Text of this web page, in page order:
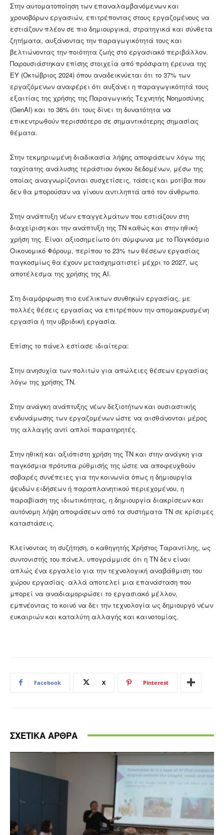
Στην αυτοματοποίηση των επαναλαμβανόμενων και
χρονοβόρων εργασιών, επιτρέποντας στους εργαζομένους να
εστιάζουν πλέον σε πιο δημιουργικά, στρατηγικά και σύνθετα
ζητήματα, αυξάνοντας την παραγωγικότητά τους και
βελτιώνοντας την ποιότητα ζωής στο εργασιακό περιβάλλον.
Παρουσιάστηκαν επίσης στοιχεία από πρόσφατη έρευνα της
ΕΥ (Οκτώβριος 2024) όπου αναδεικνύεται ότι το 37% των
εργαζόμενων αναφέρει ότι αυξάνει η παραγωγικότητά τους
εξαιτίας της χρήσης της Παραγωγικής Τεχνητής Νοημοσύνης
(GenAI) και το 36% ότι τους δίνει τη δυνατότητα να
επικεντρωθούν περισσότερο σε σημαντικότερης σημασίας
θέματα.
Στην τεκμηριωμένη διαδικασία λήψης αποφάσεων λόγω της
ταχύτατης ανάλυσης τεράστιου όγκου δεδομένων, μέσω της
οποίας αναγνωρίζονται συσχετίσεις, τάσεις και μοτίβα που
δεν θα μπορούσαν να γίνουν αντιληπτά από τον άνθρωπο.
Στην ανάπτυξη νέων επαγγελμάτων που εστιάζουν στη
διαχείριση και την ανάπτυξη της ΤΝ καθώς και στην ηθική
χρήση της. Είναι αξιοσημείωτο ότι σύμφωνα με το Παγκόσμιο
Οικονομικό Φόρουμ, περίπου το 23% των θέσεων εργασίας
παγκοσμίως θα έχουν μετασχηματιστεί μέχρι το 2027, ως
αποτέλεσμα της χρήσης της AI.
Στη διαμόρφωση πιο ευέλικτων συνθηκών εργασίας, με
πολλές θέσεις εργασίας να επιτρέπουν την απομακρυσμένη
εργασία ή την υβριδική εργασία.
Επίσης το πάνελ εστίασε ιδιαίτερα:
Στην ανησυχία των πολιτών για απώλειες θέσεων εργασίας
λόγω της χρήσης ΤΝ.
Στην ανάγκη ανάπτυξης νέων δεξιοτήτων και ουσιαστικής
ενδυνάμωσης των εργαζομένων ώστε να αισθάνονται μέρος
της αλλαγής αντί απλοί παρατηρητές.
Στην ηθική και αξιόπιστη χρήση της ΤΝ και στην ανάγκη για
παγκόσμια πρότυπα ρύθμισής της ώστε να αποφευχθούν
σοβαρές συνέπειες για την κοινωνία όπως η δημιουργία
ψευδών ειδήσεων ή παραπλανητικού περιεχομένου, η
παραβίαση της ιδιωτικότητας, η δημιουργία διακρίσεων και
αυτόνομη λήψη αποφάσεων από τα συστήματα ΤΝ σε κρίσιμες
καταστάσεις.
Κλείνοντας τη συζήτηση, ο καθηγητής Χρήστος Ταραντίλης, ως
συντονιστής του πάνελ, υπογράμμισε ότι η ΤΝ δεν είναι
απλώς ένα εργαλείο για την τεχνολογική αναβάθμιση του
χώρου εργασίας· αλλά αποτελεί μια επανάσταση που
μπορεί να αναδιαμορφώσει το εργασιακό μέλλον,
εμπνέοντας το κοινό να δει την τεχνολογία ως δημιουργό νέων
ευκαιριών και καταλύτη αλλαγής και καινοτομίας.
Facebook X Pinterest
ΣΧΕΤΙΚΑ ΑΡΘΡΑ